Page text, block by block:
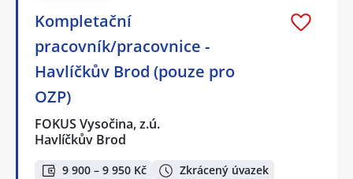
Kompletační
pracovník/pracovnice -
Havlíčkův Brod (pouze pro
OZP)
FOKUS Vysočina, z.ú.
Havlíčkův Brod
9 900 – 9 950 Kč
Zkrácený úvazek